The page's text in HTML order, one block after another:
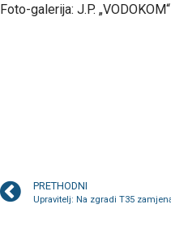
Foto-galerija: J.P. „VODOKOM“
PRETHODNI